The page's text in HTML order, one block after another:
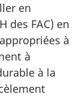
en
des FAC) en
à
à
à la